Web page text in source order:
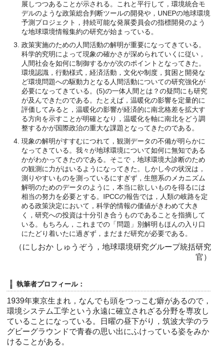
展しつつあることが示される。これと平行して，環境統合モ
デルのような政策総合判断ツールの開発や，UNEPの地球環境
予測プロジェクト，持続可能な発展委員会の指標開発のよう
な地球環境情報集約の研究が始まっている。
政策実施のための人間活動の解明が重要になってきている。
科学的究明によって現象の確かさが深められていくに従い，
人間社会を如何に制御するかが次のポイントとなってきた。
環境認識，行動様式，経済活動，文化や制度，貧困と開発な
ど環境問題への駆動力となる人間活動についての研究強化が
必要になってきている。(5)の一体人間とは？の疑問にも研究
が及んできたのである。たとえば，温暖化の影響を定量的に
評価してみると，温暖化の影響が経済的に南北格差を拡大す
る方向を示すことが明確となり，温暖化を軸に南北をどう調
整するかが国際政治の重大な課題となってきたのである。
現象の解明がすすむにつれて，観測データの不備が明らかに
なってきている。我々が地球環境について如何に無知である
かがわかってきたのである。そこで，地球環境大診断のため
の観測に力がはいるようになってきた。しかし今の状況は，
測りやすいものを測っているにすぎず，生態系のメカニズム
解明のためのデータのように，本当に欲しいものを得るには
相当の努力を必要とする。IPCCの報告では，人類の岐路を定
める政策決定において，科学的情報の価値がきわめて大き
く，研究への投資は十分引き合うものであることを指摘して
いる。もちろん，これまでの「問題」別解明もほんの入り口
にたどり着いたに過ぎず，まだまだ研究が必要である。
（にしおか しゅうぞう，地球環境研究グループ統括研究
官）
執筆者プロフィール：
1939年東京生まれ，なんでも頭をつっこむ癖があるので，
環境システム工学という永遠に確立されざる分野を専攻し
ていることになっている。日曜の昼下がり，筑波大学のラ
グビーグラウンドで青春の思い出にふけっている姿をみか
けることがある。